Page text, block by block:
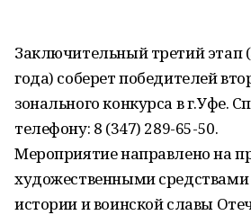
Заключительный третий этап
года) соберет победителей
зонального конкурса в г.Уфе.
телефону: 8 (347) 289-65-50.
Мероприятие направлено на
художественными средствами
истории и воинской славы